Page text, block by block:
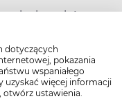
dotyczących
pokazania
wspaniałego
uzyskać więcej informacji
ustawienia.
bez skóry,
np. marchew,
być w postaci